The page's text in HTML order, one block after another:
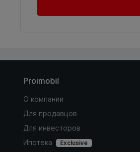
Proimobil
О компании
Для продавцов
Для инвесторов
Ипотека
Exclusive